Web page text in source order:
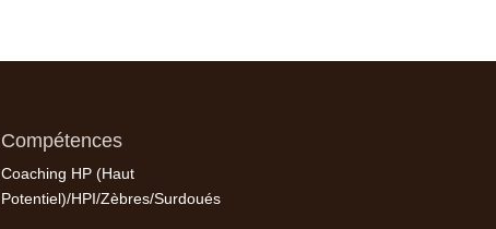
Compétences
Coaching HP (Haut
Potentiel)/HPI/Zèbres/Surdoués